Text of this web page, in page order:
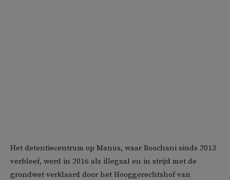
Het detentiecentrum op Manus, waar Boochani sinds 2013
verbleef, werd in 2016 als illegaal en in strijd met de
grondwet verklaard door het Hooggerechtshof van